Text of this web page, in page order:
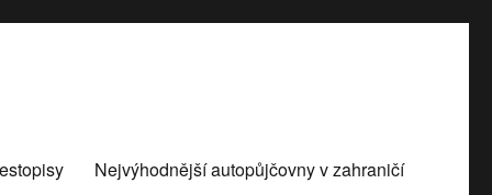
Nejvýhodnější autopůjčovny v zahraničí